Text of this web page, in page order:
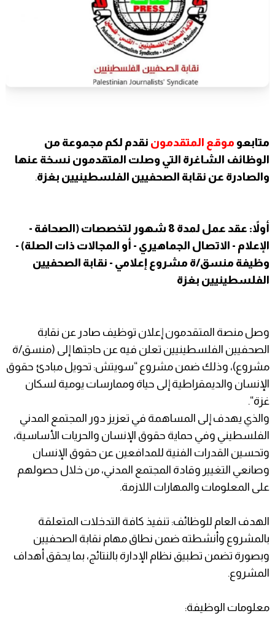
متابعو موقع المتقدمون نقدم لكم مجموعة من
الوظائف الشاغرة التي وصلت المتقدمون نسخة عنها
والصادرة عن نقابة الصحفيين الفلسطينيين بغزة.
أولاً: عقد عمل لمدة 8 شهور لتخصصات (الصحافة -
الإعلام - الاتصال الجماهيري - أو المجالات ذات الصلة) -
وظيفة منسق/ة مشروع إعلامي - نقابة الصحفيين
الفلسطينيين بغزة
وصل منصة المتقدمون إعلان توظيف صادر عن نقابة
الصحفيين الفلسطينيين تعلن فيه عن حاجتها إلى (منسق/ة
مشروع)، وذلك ضمن مشروع “سويتش: تحويل مبادئ حقوق
الإنسان والديمقراطية إلى حياة وممارسات يومية لسكان
غزة“.
والذي يهدف إلى المساهمة في تعزيز دور المجتمع المدني
الفلسطيني وفي حماية حقوق الإنسان والحريات الأساسية،
وتحسين القدرات الفنية للمدافعين عن حقوق الإنسان
وصانعي التغيير وقادة المجتمع المدني، من خلال حصولهم
على المعلومات والمهارات اللازمة.
الهدف العام للوظائف: تنفيذ كافة التدخلات المتعلقة
بالمشروع وأنشطته ضمن نطاق مهام نقابة الصحفيين
وبصورة تضمن تطبيق نظام الإدارة بالنتائج، بما يحقق أهداف
المشروع.
معلومات الوظيفة: